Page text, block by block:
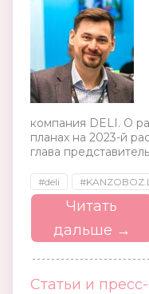
компания DELI. О
планах на 2023-й
глава
#deli
Читать
дальше →
Статьи и